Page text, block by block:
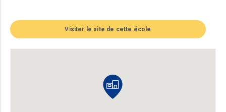
Visiter le site de cette école